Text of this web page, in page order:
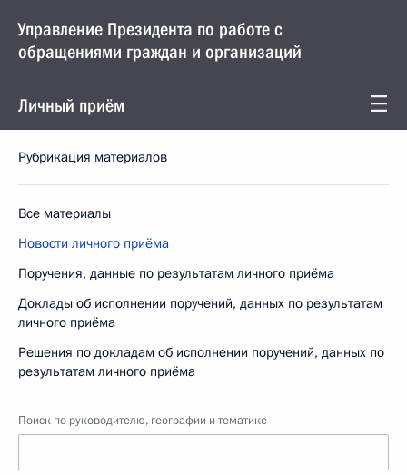
Управление Президента по работе с
обращениями граждан и организаций
Личный приём
Рубрикация материалов
Все материалы
Новости личного приёма
Поручения, данные по результатам личного приёма
Доклады об исполнении поручений, данных по результатам
личного приёма
Решения по докладам об исполнении поручений, данных по
результатам личного приёма
Поиск по руководителю, географии и тематике